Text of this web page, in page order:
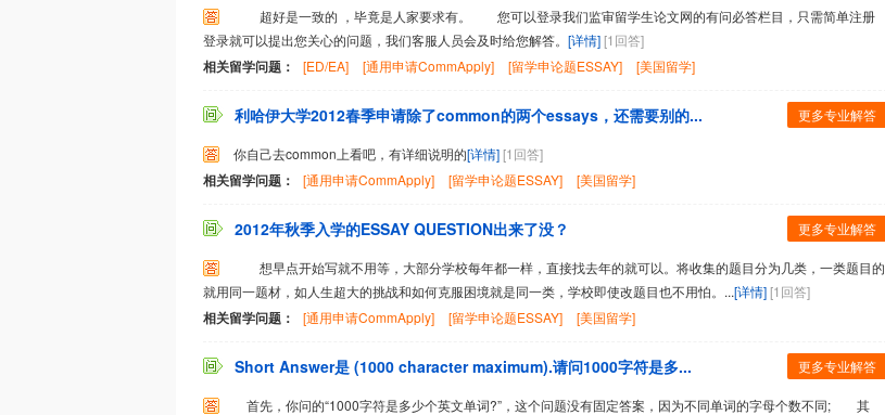
超好是一致的 ，毕竟是人家要求有。 您可以登录我们监审留学生论文网的有问必答栏目，只需简单注册
登录就可以提出您关心的问题，我们客服人员会及时给您解答。 [详情][1回答]
相关留学问题： [ED/EA] [通用申请CommApply] [留学申论题ESSAY] [美国留学]
更多专业解答
利哈伊大学2012春季申请除了common的两个essays，还需要别的...
你自己去common上看吧，有详细说明的[详情][1回答]
相关留学问题： [通用申请CommApply] [留学申论题ESSAY] [美国留学]
更多专业解答
2012年秋季入学的ESSAY QUESTION出来了没？
想早点开始写就不用等，大部分学校每年都一样，直接找去年的就可以。将收集的题目分为几类，一类题目的
就用同一题材，如人生超大的挑战和如何克服困境就是同一类，学校即使改题目也不用怕。...[详情][1回答]
相关留学问题： [通用申请CommApply] [留学申论题ESSAY] [美国留学]
更多专业解答
Short Answer是 (1000 character maximum).请问1000字符是多...
首先，你问的“1000字符是多少个英文单词?”，这个问题没有固定答案，因为不同单词的字母个数不同; 其